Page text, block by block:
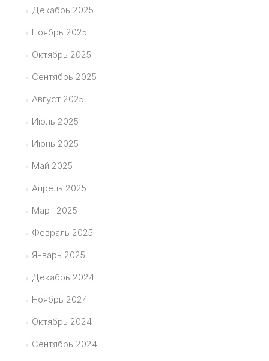
Декабрь 2025
Ноябрь 2025
Октябрь 2025
Сентябрь 2025
Август 2025
Июль 2025
Июнь 2025
Май 2025
Апрель 2025
Март 2025
Февраль 2025
Январь 2025
Декабрь 2024
Ноябрь 2024
Октябрь 2024
Сентябрь 2024